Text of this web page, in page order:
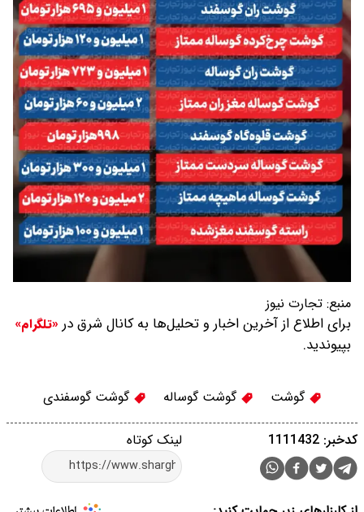
منبع: تجارت نیوز
برای اطلاع از آخرین اخبار و تحلیل‌ها به کانال شرق در «تلگرام»
بپیوندید.
گوشت گوشت گوساله گوشت گوسفندی
لینک کوتاه کدخبر: 1111432